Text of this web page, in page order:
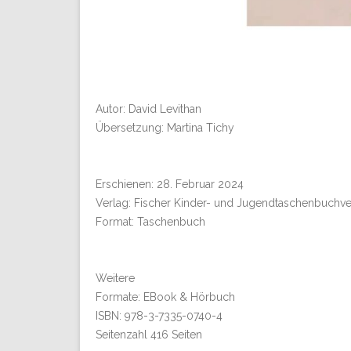
Autor: David Levithan
Übersetzung: Martina Tichy
Erschienen: 28. Februar 2024
Verlag: Fischer Kinder- und
Format: Taschenbuch
Weitere
Formate: EBook & Hörbuch
ISBN: 978-3-7335-0740-4
Seitenzahl 416 Seiten